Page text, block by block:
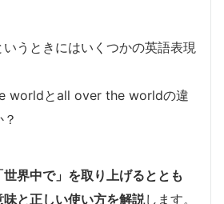
うときにはいくつかの英語表現
worldとall over the worldの違
世界中で」を取り上げるととも
と正しい使い方を解説します。